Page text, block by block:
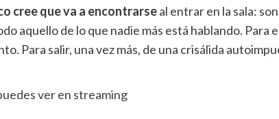
cree que va a encontrarseal entrar en la sala:
aquello de lo que nadie más está hablando. Para
Para salir, una vez más, de una crisálida
ver en streaming